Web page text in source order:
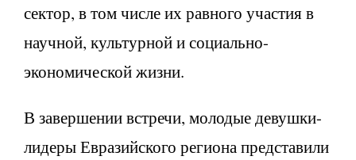
сектор, в том числе их равного участия в
научной, культурной и социально-
экономической жизни.
В завершении встречи, молодые девушки-
лидеры Евразийского региона представили